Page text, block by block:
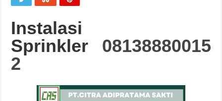
Instalasi
Sprinkler 08138880015
2